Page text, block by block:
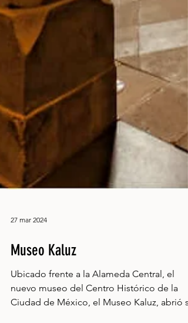
27 mar 2024
Museo Kaluz
Ubicado frente a la Alameda Central, el